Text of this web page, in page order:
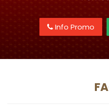
Info Promo